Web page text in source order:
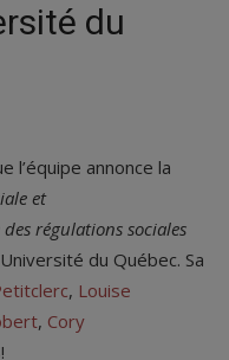
du
l’équipe annonce la
et
régulations sociales
du Québec. Sa
, Louise
, Cory